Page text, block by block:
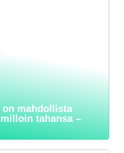
on mahdollista
tahansa –